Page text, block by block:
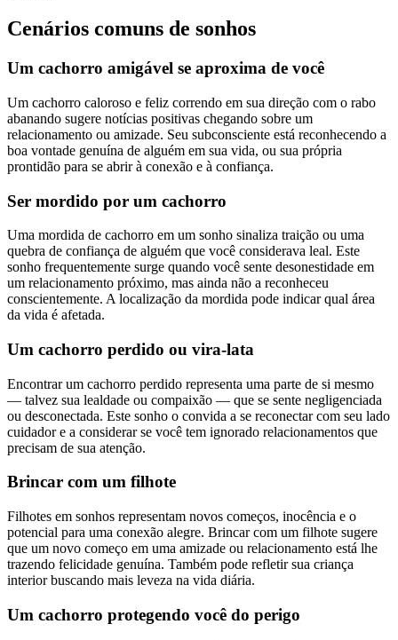
Cenários comuns de sonhos
Um cachorro amigável se aproxima de você
Um cachorro caloroso e feliz correndo em sua direção com o rabo
abanando sugere notícias positivas chegando sobre um
relacionamento ou amizade. Seu subconsciente está reconhecendo a
boa vontade genuína de alguém em sua vida, ou sua própria
prontidão para se abrir à conexão e à confiança.
Ser mordido por um cachorro
Uma mordida de cachorro em um sonho sinaliza traição ou uma
quebra de confiança de alguém que você considerava leal. Este
sonho frequentemente surge quando você sente desonestidade em
um relacionamento próximo, mas ainda não a reconheceu
conscientemente. A localização da mordida pode indicar qual área
da vida é afetada.
Um cachorro perdido ou vira-lata
Encontrar um cachorro perdido representa uma parte de si mesmo
— talvez sua lealdade ou compaixão — que se sente negligenciada
ou desconectada. Este sonho o convida a se reconectar com seu lado
cuidador e a considerar se você tem ignorado relacionamentos que
precisam de sua atenção.
Brincar com um filhote
Filhotes em sonhos representam novos começos, inocência e o
potencial para uma conexão alegre. Brincar com um filhote sugere
que um novo começo em uma amizade ou relacionamento está lhe
trazendo felicidade genuína. Também pode refletir sua criança
interior buscando mais leveza na vida diária.
Um cachorro protegendo você do perigo